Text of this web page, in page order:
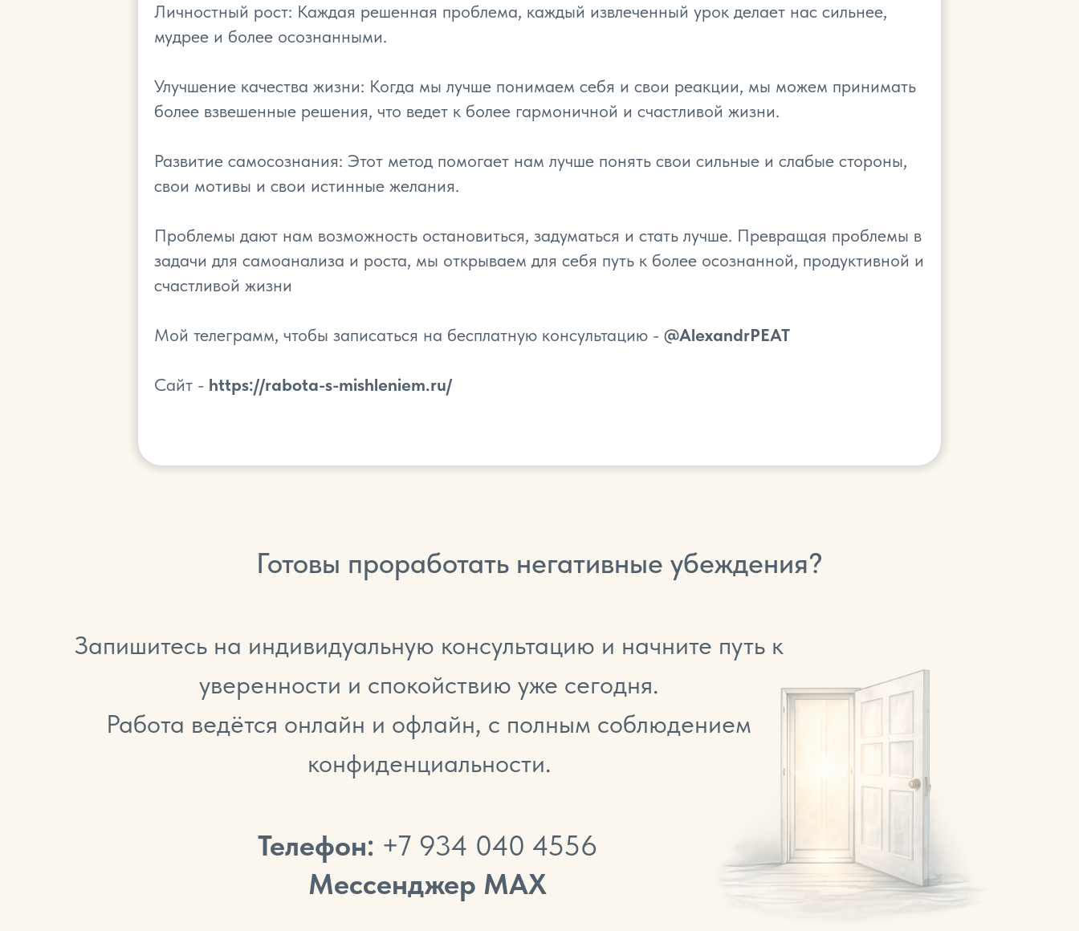
Личностный рост: Каждая решенная проблема, каждый извлеченный урок делает нас сильнее,
мудрее и более осознанными.
Улучшение качества жизни: Когда мы лучше понимаем себя и свои реакции, мы можем принимать
более взвешенные решения, что ведет к более гармоничной и счастливой жизни.
Развитие самосознания: Этот метод помогает нам лучше понять свои сильные и слабые стороны,
свои мотивы и свои истинные желания.
Проблемы дают нам возможность остановиться, задуматься и стать лучше. Превращая проблемы в
задачи для самоанализа и роста, мы открываем для себя путь к более осознанной, продуктивной и
счастливой жизни
Мой телеграмм, чтобы записаться на бесплатную консультацию - @AlexandrPEAT
Сайт - https://rabota-s-mishleniem.ru/
Запишитесь на индивидуальную консультацию и начните путь к
уверенности и спокойствию уже сегодня.
Работа ведётся онлайн и офлайн, с полным соблюдением
конфиденциальности.
Готовы проработать негативные убеждения?
Телефон: +7 934 040 4556
Мессенджер МАХ